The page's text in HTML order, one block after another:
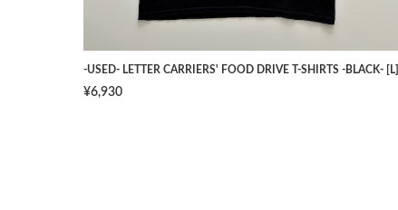
-USED- LETTER CARRIERS' FOOD DRIVE T-SHIRTS -BLACK- [L]
¥6,930